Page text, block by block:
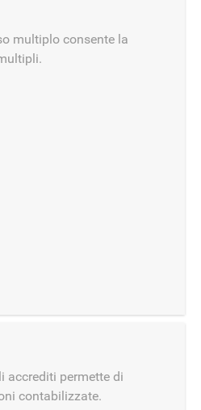
multiplo consente la
accrediti permette di
contabilizzate.